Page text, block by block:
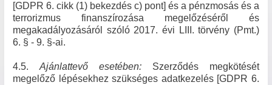
[GDPR 6. cikk (1) bekezdés c) pont] és a pénzmosás és a
terrorizmus finanszírozása megelőzéséről és
megakadályozásáról szóló 2017. évi LIII. törvény (Pmt.)
6. § - 9. §-ai.
4.5. Ajánlattevő esetében: Szerződés megkötését
megelőző lépésekhez szükséges adatkezelés [GDPR 6.